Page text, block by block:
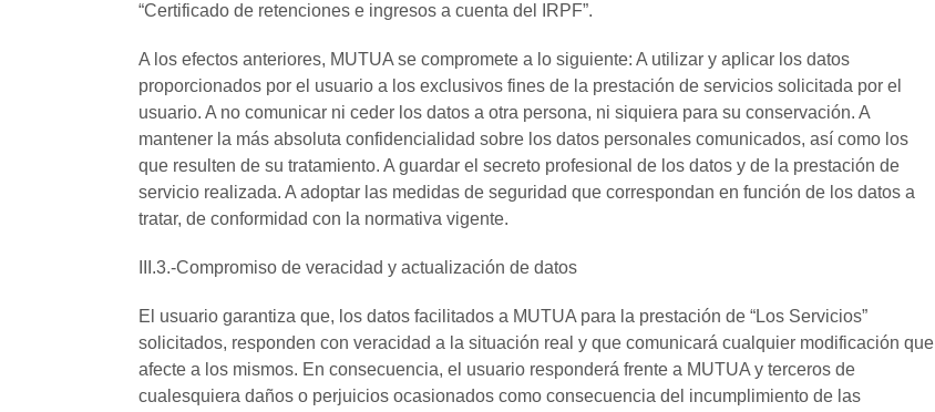
“Certificado de retenciones e ingresos a cuenta del IRPF”.
A los efectos anteriores, MUTUA se compromete a lo siguiente: A utilizar y aplicar los datos
proporcionados por el usuario a los exclusivos fines de la prestación de servicios solicitada por el
usuario. A no comunicar ni ceder los datos a otra persona, ni siquiera para su conservación. A
mantener la más absoluta confidencialidad sobre los datos personales comunicados, así como los
que resulten de su tratamiento. A guardar el secreto profesional de los datos y de la prestación de
servicio realizada. A adoptar las medidas de seguridad que correspondan en función de los datos a
tratar, de conformidad con la normativa vigente.
III.3.-Compromiso de veracidad y actualización de datos
El usuario garantiza que, los datos facilitados a MUTUA para la prestación de “Los Servicios”
solicitados, responden con veracidad a la situación real y que comunicará cualquier modificación que
afecte a los mismos. En consecuencia, el usuario responderá frente a MUTUA y terceros de
cualesquiera daños o perjuicios ocasionados como consecuencia del incumplimiento de las